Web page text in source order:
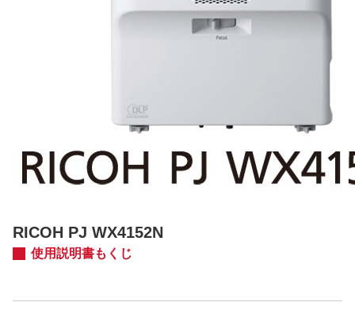
RICOH PJ WX4152N
使用説明書もくじ